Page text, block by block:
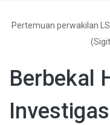
Pertemuan perwakilan
Berbekal